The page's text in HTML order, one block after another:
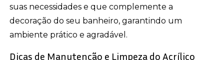
suas necessidades e que complemente a
decoração do seu banheiro, garantindo um
ambiente prático e agradável.
Dicas de Manutenção e Limpeza do Acrílico